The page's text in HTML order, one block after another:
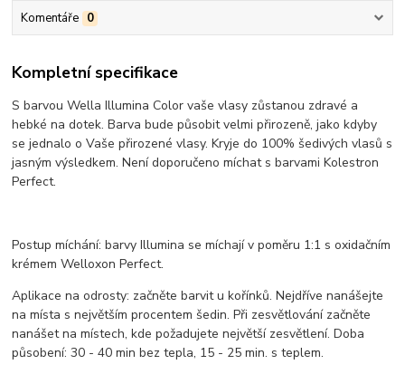
Komentáře 0
Kompletní specifikace
S barvou Wella Illumina Color vaše vlasy zůstanou zdravé a
hebké na dotek. Barva bude působit velmi přirozeně, jako kdyby
se jednalo o Vaše přirozené vlasy. Kryje do 100% šedivých vlasů s
jasným výsledkem. Není doporučeno míchat s barvami Kolestron
Perfect.
Postup míchání: barvy Illumina se míchají v poměru 1:1 s oxidačním
krémem Welloxon Perfect.
Aplikace na odrosty: začněte barvit u kořínků. Nejdříve nanášejte
na místa s největším procentem šedin. Při zesvětlování začněte
nanášet na místech, kde požadujete největší zesvětlení. Doba
působení: 30 - 40 min bez tepla, 15 - 25 min. s teplem.